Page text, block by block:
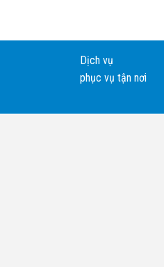
Dịch vụ
phục vụ tận nơi